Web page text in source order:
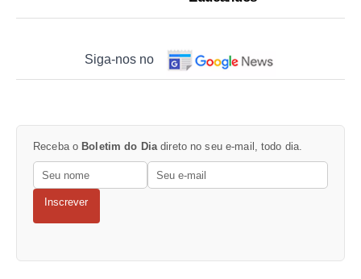
Siga-nos no
Receba o Boletim do Dia direto no seu e-mail, todo dia.
Inscrever